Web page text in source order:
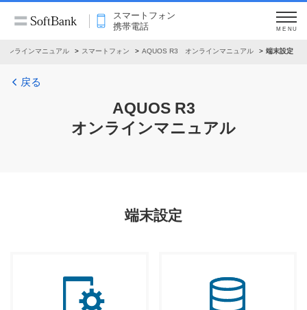
スマートフォン
携帯電話
MENU
オンラインマニュアル スマートフォン AQUOS R3 オンラインマニュアル 端末設定
戻る
AQUOS R3
オンラインマニュアル
端末設定